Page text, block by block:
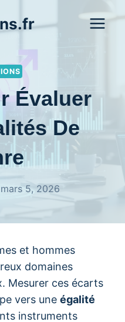
Évaluer
De
mars 5, 2026
et hommes
domaines
Mesurer ces écarts
vers une égalité
instruments